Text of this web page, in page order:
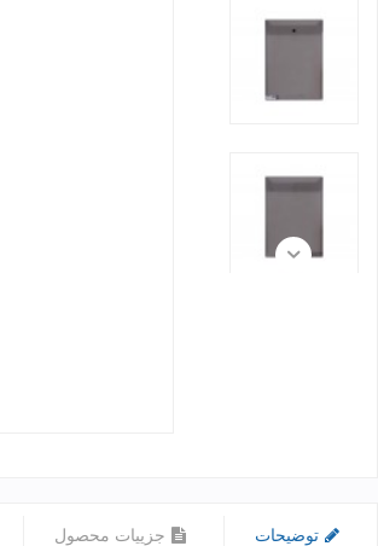
توضیحات جزییات محصول